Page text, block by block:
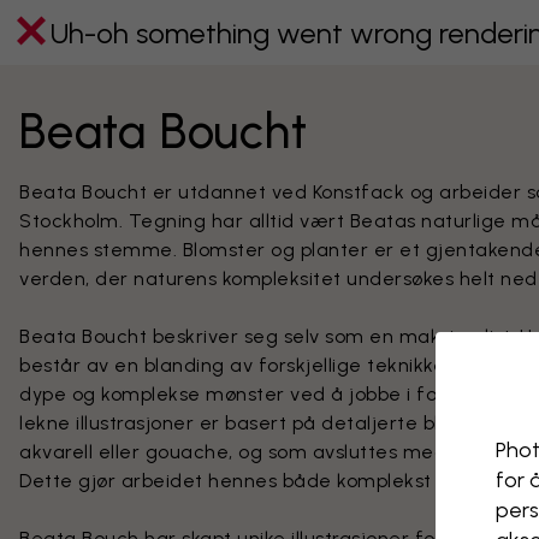
Uh-oh something went wrong
Beata Boucht
Beata Boucht er utdannet ved Konstfack og arbeider
Stockholm. Tegning har alltid vært Beatas naturlige
hennes stemme. Blomster og planter er et
verden, der naturens kompleksitet undersøkes helt
Beata Boucht beskriver seg selv som en maksimalist.
består av en blanding av forskjellige teknikker og
dype og komplekse mønster ved å jobbe i forskjellige
lekne illustrasjoner er basert på detaljerte
akvarell eller gouache, og som avsluttes med collage
Dette gjør arbeidet hennes både komplekst og
for